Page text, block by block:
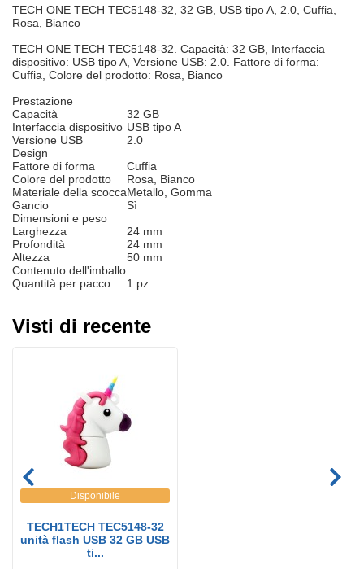
TECH ONE TECH TEC5148-32, 32 GB, USB tipo A, 2.0, Cuffia,
Rosa, Bianco
TECH ONE TECH TEC5148-32. Capacità: 32 GB, Interfaccia
dispositivo: USB tipo A, Versione USB: 2.0. Fattore di forma:
Cuffia, Colore del prodotto: Rosa, Bianco
Prestazione
Capacità
32 GB
Interfaccia dispositivo USB tipo A
Versione USB
2.0
Design
Fattore di forma
Cuffia
Colore del prodotto
Rosa, Bianco
Materiale della scoccaMetallo, Gomma
Gancio
Sì
Dimensioni e peso
Larghezza
24 mm
Profondità
24 mm
Altezza
50 mm
Contenuto dell'imballo
Quantità per pacco
1 pz
Visti di recente
Disponibile
TECH1TECH TEC5148-32
unità flash USB 32 GB USB
ti...